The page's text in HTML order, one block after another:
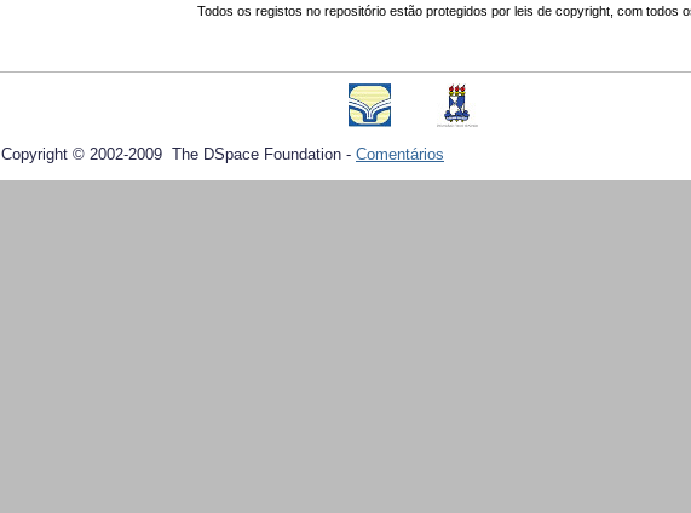
Todos os registos no repositório estão protegidos por leis de copyright, com todos
Copyright © 2002-2009 The DSpace Foundation - Comentários